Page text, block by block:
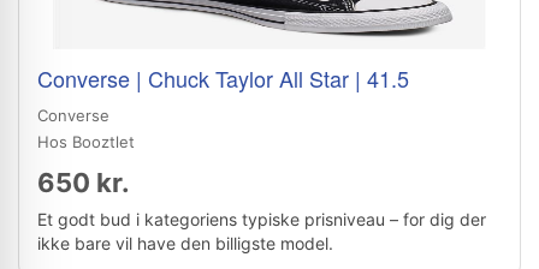
Converse | Chuck Taylor All Star | 41.5
Converse
Hos Booztlet
650 kr.
Et godt bud i kategoriens typiske prisniveau – for dig der
ikke bare vil have den billigste model.